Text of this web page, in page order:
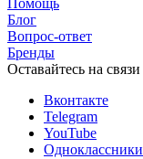
Помощь
Блог
Вопрос-ответ
Бренды
Оставайтесь на связи
Вконтакте
Telegram
YouTube
Одноклассники